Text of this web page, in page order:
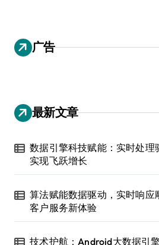
广告
最新文章
数据引擎科技赋能：实时处理
实现飞跃增长
算法赋能数据驱动，实时响应
客户服务新体验
技术护航：Android大数据引